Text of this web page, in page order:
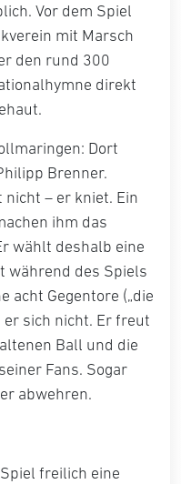
Vor dem Spiel
mit Marsch
den rund 300
direkt
Dort
Brenner.
– er kniet. Ein
ihm das
wählt deshalb eine
während des Spiels
acht Gegentore („die
sich nicht. Er freut
Ball und die
Fans. Sogar
abwehren.
freilich eine